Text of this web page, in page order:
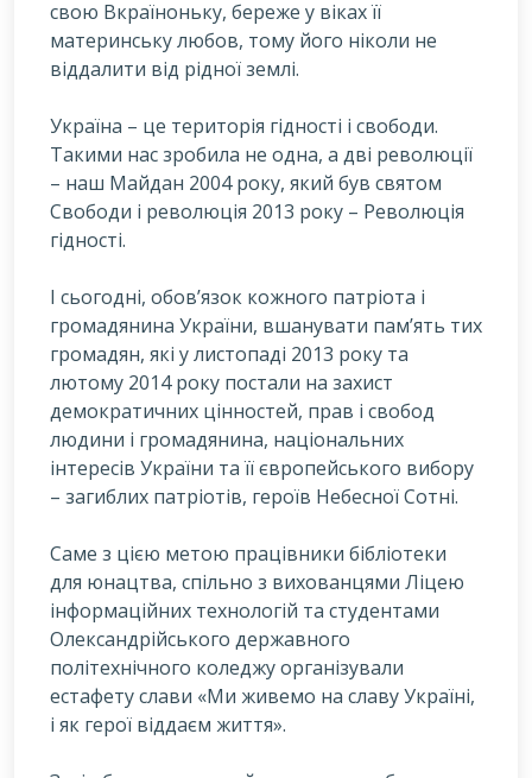
свою Вкраїноньку, береже у віках її
материнську любов, тому його ніколи не
віддалити від рідної землі.
Україна – це територія гідності і свободи.
Такими нас зробила не одна, а дві революції
– наш Майдан 2004 року, який був святом
Свободи і революція 2013 року – Революція
гідності.
І сьогодні, обов’язок кожного патріота і
громадянина України, вшанувати пам’ять тих
громадян, які у листопаді 2013 року та
лютому 2014 року постали на захист
демократичних цінностей, прав і свобод
людини і громадянина, національних
інтересів України та її європейського вибору
– загиблих патріотів, героїв Небесної Сотні.
Саме з цією метою працівники бібліотеки
для юнацтва, спільно з вихованцями Ліцею
інформаційних технологій та студентами
Олександрійського державного
політехнічного коледжу організували
естафету слави «Ми живемо на славу Україні,
і як герої віддаєм життя».